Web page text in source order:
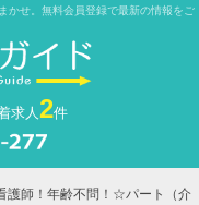
かせ。無料会員登録で最新の情報をご
求人2件
護師！年齢不問！☆パート（介